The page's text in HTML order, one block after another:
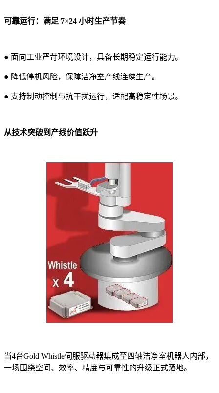
可靠运行：满足 7×24 小时生产节奏
● 面向工业严苛环境设计，具备长期稳定运行能力。
● 降低停机风险，保障洁净室产线连续生产。
● 支持制动控制与抗干扰运行，适配高稳定性场景。
从技术突破到产线价值跃升
当4台Gold Whistle伺服驱动器集成至四轴洁净室机器人内部，
一场围绕空间、效率、精度与可靠性的升级正式落地。